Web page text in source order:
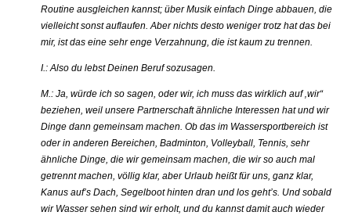
Routine ausgleichen kannst; über Musik einfach Dinge abbauen, die
vielleicht sonst auflaufen. Aber nichts desto weniger trotz hat das bei
mir, ist das eine sehr enge Verzahnung, die ist kaum zu trennen.
I.: Also du lebst Deinen Beruf sozusagen.
M.: Ja, würde ich so sagen, oder wir, ich muss das wirklich auf ‚wir“
beziehen, weil unsere Partnerschaft ähnliche Interessen hat und wir
Dinge dann gemeinsam machen. Ob das im Wassersportbereich ist
oder in anderen Bereichen, Badminton, Volleyball, Tennis, sehr
ähnliche Dinge, die wir gemeinsam machen, die wir so auch mal
getrennt machen, völlig klar, aber Urlaub heißt für uns, ganz klar,
Kanus auf’s Dach, Segelboot hinten dran und los geht’s. Und sobald
wir Wasser sehen sind wir erholt, und du kannst damit auch wieder